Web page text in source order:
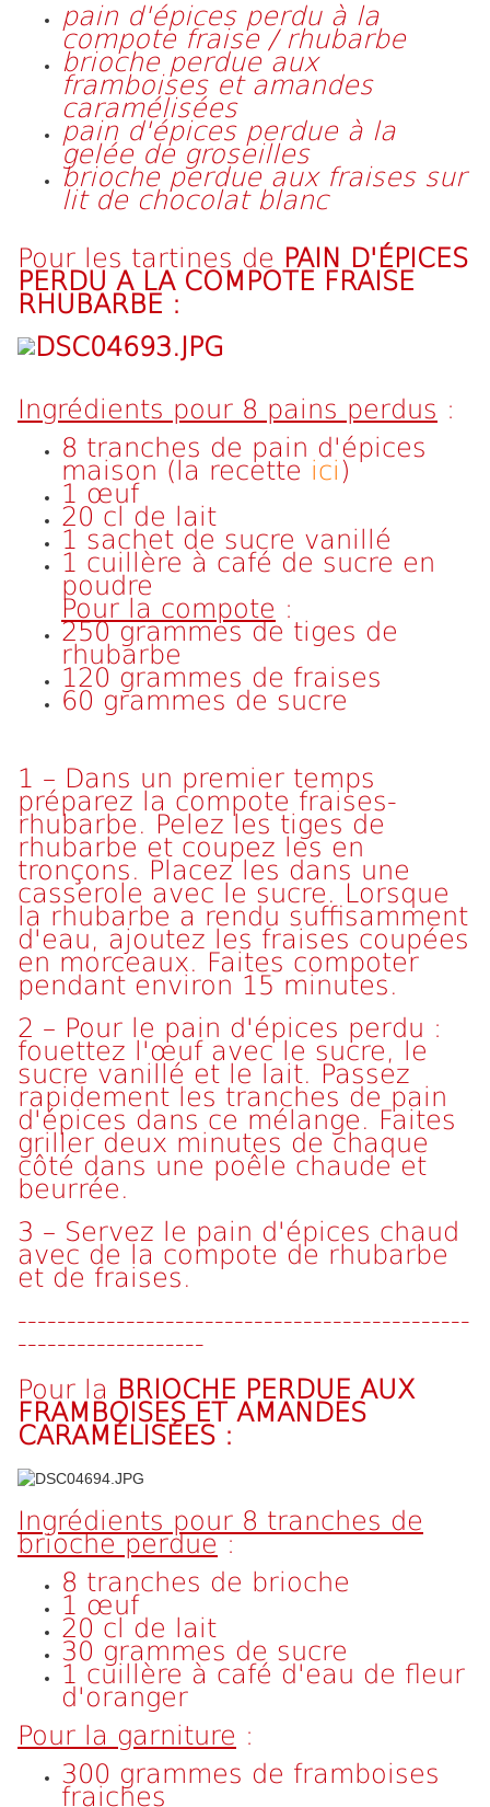
pain d'épices perdu à la
compote fraise / rhubarbe
brioche perdue aux
framboises et amandes
caramélisées
pain d'épices perdue à la
gelée de groseilles
brioche perdue aux fraises sur
lit de chocolat blanc
Pour les tartines de PAIN D'ÉPICES
PERDU A LA COMPOTE FRAISE
RHUBARBE :
Ingrédients pour 8 pains perdus :
8 tranches de pain d'épices
maison (la recette ici )
1 œuf
20 cl de lait
1 sachet de sucre vanillé
1 cuillère à café de sucre en
poudre
Pour la compote :
250 grammes de tiges de
rhubarbe
120 grammes de fraises
60 grammes de sucre
1 – Dans un premier temps
préparez la compote fraises-
rhubarbe. Pelez les tiges de
rhubarbe et coupez les en
tronçons. Placez les dans une
casserole avec le sucre. Lorsque
la rhubarbe a rendu suffisamment
d'eau, ajoutez les fraises coupées
en morceaux. Faites compoter
pendant environ 15 minutes.
2 – Pour le pain d'épices perdu :
fouettez l'œuf avec le sucre, le
sucre vanillé et le lait. Passez
rapidement les tranches de pain
d'épices dans ce mélange. Faites
griller deux minutes de chaque
côté dans une poêle chaude et
beurrée.
3 – Servez le pain d'épices chaud
avec de la compote de rhubarbe
et de fraises.
----------------------------------------------
-------------------
Pour la BRIOCHE PERDUE AUX
FRAMBOISES ET AMANDES
CARAMÉLISÉES :
Ingrédients pour 8 tranches de
brioche perdue:
8 tranches de brioche
1 œuf
20 cl de lait
30 grammes de sucre
1 cuillère à café d'eau de fleur
d'oranger
Pour la garniture :
300 grammes de framboises
fraiches